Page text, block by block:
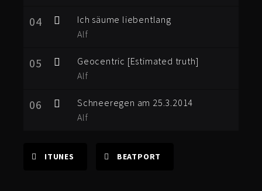
04
Ich säume liebentlang
Alf
05
Geocentric [Estimated truth]
Alf
06
Schneeregen am 25.3.2014
Alf
ITUNES BEATPORT